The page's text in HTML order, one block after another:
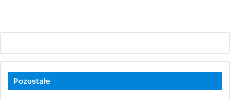
Pozostałe